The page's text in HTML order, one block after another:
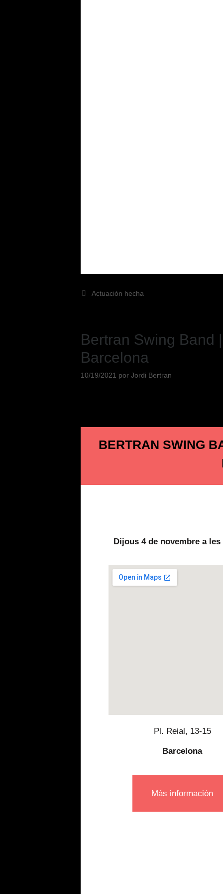
Actuación hecha
Bertran Swing Band
Barcelona
10/19/2021 por Jordi Bertran
BERTRAN SWING
Dijous 4 de novembre a les
Pl. Reial, 13-15
Barcelona
Más información